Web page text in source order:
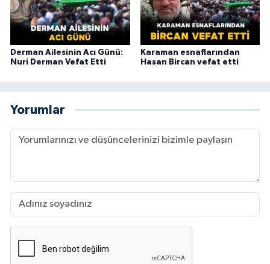
Derman Ailesinin Acı Günü:
Nuri Derman Vefat Etti
Karaman esnaflarından
Hasan Bircan vefat etti
Yorumlar